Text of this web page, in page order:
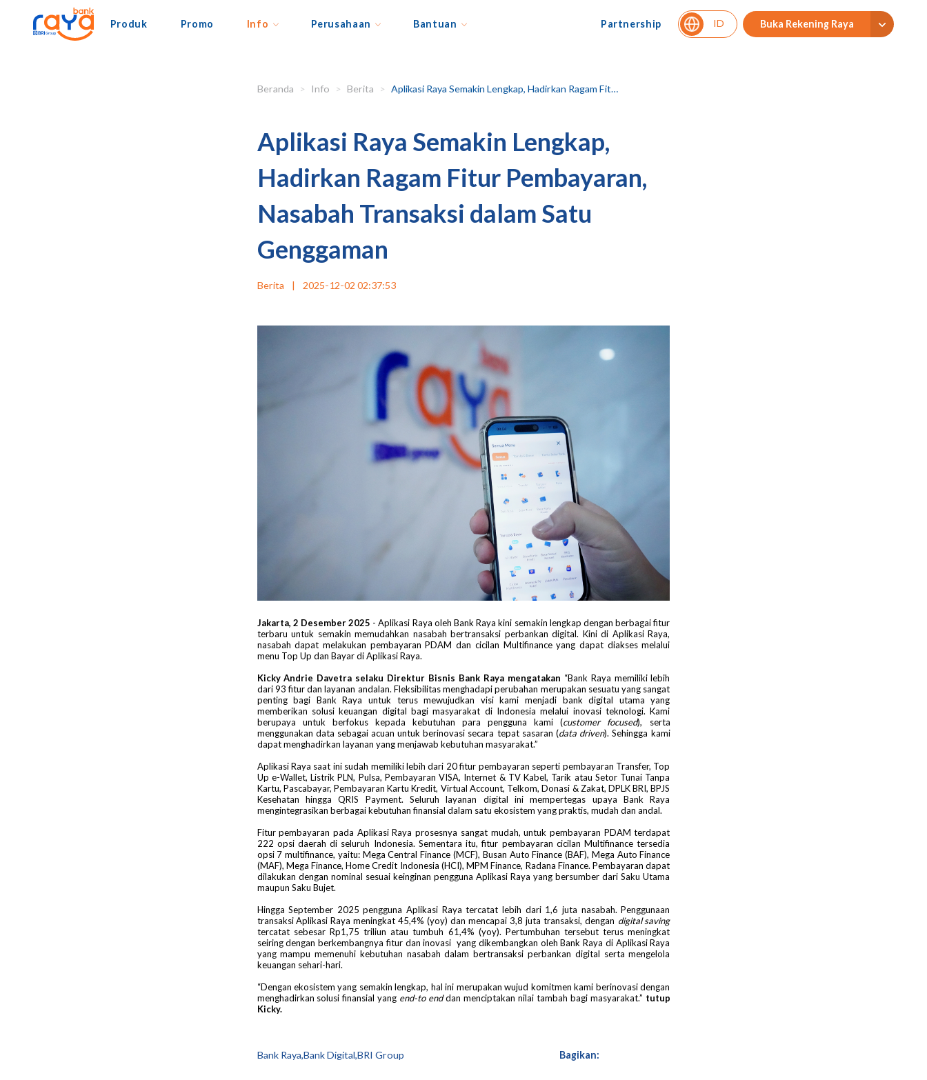
Produk Promo Info Perusahaan Bantuan Partnership ID Buka Rekening Raya
Beranda Info Berita Aplikasi Raya Semakin Lengkap, Hadirkan Ragam Fitur Pembayaran, Nasabah Transaksi dalam Satu Genggaman
Aplikasi Raya Semakin Lengkap,
Hadirkan Ragam Fitur Pembayaran,
Nasabah Transaksi dalam Satu
Genggaman
Berita | 2025-12-02 02:37:53
Jakarta, 2 Desember 2025 - Aplikasi Raya oleh Bank Raya kini semakin lengkap dengan berbagai fitur
terbaru untuk semakin memudahkan nasabah bertransaksi perbankan digital. Kini di Aplikasi Raya,
nasabah dapat melakukan pembayaran PDAM dan cicilan Multifinance yang dapat diakses melalui
menu Top Up dan Bayar di Aplikasi Raya.
Kicky Andrie Davetra selaku Direktur Bisnis Bank Raya mengatakan “Bank Raya memiliki lebih
dari 93 fitur dan layanan andalan. Fleksibilitas menghadapi perubahan merupakan sesuatu yang sangat
penting bagi Bank Raya untuk terus mewujudkan visi kami menjadi bank digital utama yang
memberikan solusi keuangan digital bagi masyarakat di Indonesia melalui inovasi teknologi. Kami
berupaya untuk berfokus kepada kebutuhan para pengguna kami (customer focused), serta
menggunakan data sebagai acuan untuk berinovasi secara tepat sasaran (data driven). Sehingga kami
dapat menghadirkan layanan yang menjawab kebutuhan masyarakat.”
Aplikasi Raya saat ini sudah memiliki lebih dari 20 fitur pembayaran seperti pembayaran Transfer, Top
Up e-Wallet, Listrik PLN, Pulsa, Pembayaran VISA, Internet & TV Kabel, Tarik atau Setor Tunai Tanpa
Kartu, Pascabayar, Pembayaran Kartu Kredit, Virtual Account, Telkom, Donasi & Zakat, DPLK BRI, BPJS
Kesehatan hingga QRIS Payment. Seluruh layanan digital ini mempertegas upaya Bank Raya
mengintegrasikan berbagai kebutuhan finansial dalam satu ekosistem yang praktis, mudah dan andal.
Fitur pembayaran pada Aplikasi Raya prosesnya sangat mudah, untuk pembayaran PDAM terdapat
222 opsi daerah di seluruh Indonesia. Sementara itu, fitur pembayaran cicilan Multifinance tersedia
opsi 7 multifinance, yaitu: Mega Central Finance (MCF)⁠, Busan Auto Finance (BAF), ⁠Mega Auto Finance
(MAF), ⁠Mega Finance, ⁠Home Credit Indonesia (HCI), MPM Finance, Radana Finance. Pembayaran dapat
dilakukan dengan nominal sesuai keinginan pengguna Aplikasi Raya yang bersumber dari Saku Utama
maupun Saku Bujet.
Hingga September 2025 pengguna Aplikasi Raya tercatat lebih dari 1,6 juta nasabah. Penggunaan
transaksi Aplikasi Raya meningkat 45,4% (yoy) dan mencapai 3,8 juta transaksi, dengan digital saving
tercatat sebesar Rp1,75 triliun atau tumbuh 61,4% (yoy). Pertumbuhan tersebut terus meningkat
seiring dengan berkembangnya fitur dan inovasi yang dikembangkan oleh Bank Raya di Aplikasi Raya
yang mampu memenuhi kebutuhan nasabah dalam bertransaksi perbankan digital serta mengelola
keuangan sehari-hari.
“Dengan ekosistem yang semakin lengkap, hal ini merupakan wujud komitmen kami berinovasi dengan
menghadirkan solusi finansial yang end-to enddan menciptakan nilai tambah bagi masyarakat.” tutup
Kicky.
Bank Raya,Bank Digital,BRI Group Bagikan: